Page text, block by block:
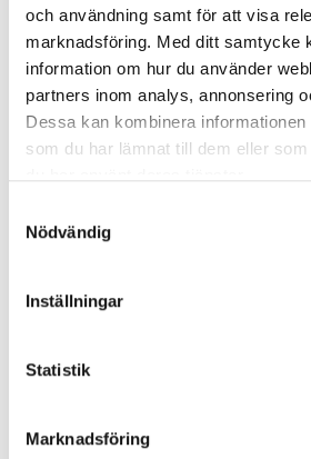
och användning samt för att visa
marknadsföring. Med ditt samtycke
information om hur du använder
partners inom analys, annonsering
Dessa kan kombinera
som du har lämnat till dem eller
Nödvändig
Inställningar
Statistik
Marknadsföring
ALLA NYHETER
Är du ingenjör eller konsult?
2026-07-02